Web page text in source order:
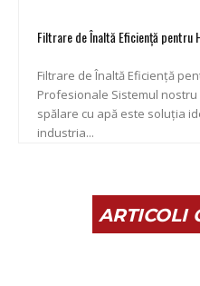
Filtrare de Înaltă Eficiență pentru
Filtrare de Înaltă Eficiență
Profesionale Sistemul nostru avansat de filtrare prin
spălare cu apă este soluția
industria...
ARTICOLI